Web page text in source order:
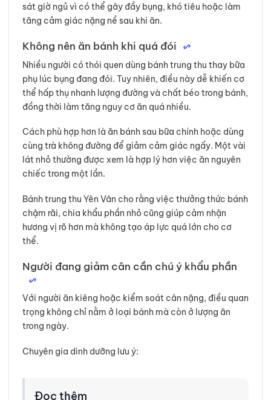
sát giờ ngủ vì có thể gây đầy bụng, khó tiêu hoặc làm
tăng cảm giác nặng nề sau khi ăn.
Không nên ăn bánh khi quá đói
Nhiều người có thói quen dùng bánh trung thu thay bữa
phụ lúc bụng đang đói. Tuy nhiên, điều này dễ khiến cơ
thể hấp thụ nhanh lượng đường và chất béo trong bánh,
đồng thời làm tăng nguy cơ ăn quá nhiều.
Cách phù hợp hơn là ăn bánh sau bữa chính hoặc dùng
cùng trà không đường để giảm cảm giác ngấy. Một vài
lát nhỏ thường được xem là hợp lý hơn việc ăn nguyên
chiếc trong một lần.
Bánh trung thu Yên Vân cho rằng việc thưởng thức bánh
chậm rãi, chia khẩu phần nhỏ cũng giúp cảm nhận
hương vị rõ hơn mà không tạo áp lực quá lớn cho cơ
thể.
Người đang giảm cân cần chú ý khẩu phần
Với người ăn kiêng hoặc kiểm soát cân nặng, điều quan
trọng không chỉ nằm ở loại bánh mà còn ở lượng ăn
trong ngày.
Chuyên gia dinh dưỡng lưu ý:
Đọc thêm